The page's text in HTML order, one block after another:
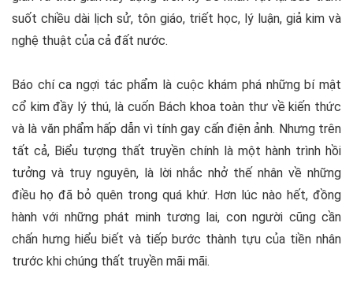
suốt chiều dài lịch sử, tôn giáo, triết học, lý luận, giả kim và
nghệ thuật của cả đất nước.
Báo chí ca ngợi tác phẩm là cuộc khám phá những bí mật
cổ kim đầy lý thú, là cuốn Bách khoa toàn thư về kiến thức
và là văn phẩm hấp dẫn vì tính gay cấn điện ảnh. Nhưng trên
tất cả, Biểu tượng thất truyền chính là một hành trình hồi
tưởng và truy nguyên, là lời nhắc nhở thế nhân về những
điều họ đã bỏ quên trong quá khứ. Hơn lúc nào hết, đồng
hành với những phát minh tương lai, con người cũng cần
chấn hưng hiểu biết và tiếp bước thành tựu của tiền nhân
trước khi chúng thất truyền mãi mãi.